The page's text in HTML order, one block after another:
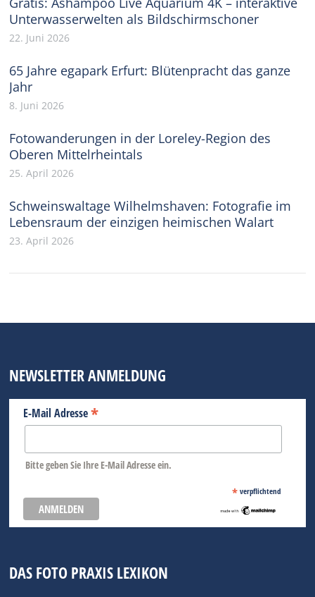
Unterwasserwelten als Bildschirmschoner
22. Juni 2026
65 Jahre egapark Erfurt: Blütenpracht das ganze
Jahr
8. Juni 2026
Fotowanderungen in der Loreley-Region des
Oberen Mittelrheintals
25. April 2026
Schweinswaltage Wilhelmshaven: Fotografie im
Lebensraum der einzigen heimischen Walart
23. April 2026
NEWSLETTER ANMELDUNG
E-Mail Adresse*
Bitte geben Sie Ihre E-Mail Adresse ein.
* verpflichtend
DAS FOTO PRAXIS LEXIKON